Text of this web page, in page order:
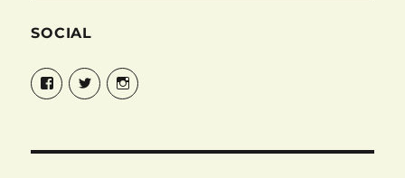
SOCIAL
FacebookTwitterInstagram